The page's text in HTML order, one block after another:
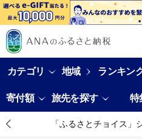
カテゴリ 地域 ランキン
寄付額 旅先を探す 特
「ふるさとチョイス」